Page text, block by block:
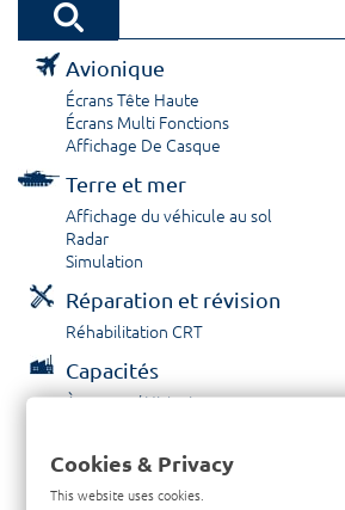
Avionique
Écrans Tête Haute
Écrans Multi Fonctions
Affichage De Casque
Terre et mer
Affichage du véhicule au sol
Radar
Simulation
Réparation et révision
Réhabilitation CRT
Capacités
À propos / Historique
Contactez nous
Cookies & Privacy
This website uses cookies.